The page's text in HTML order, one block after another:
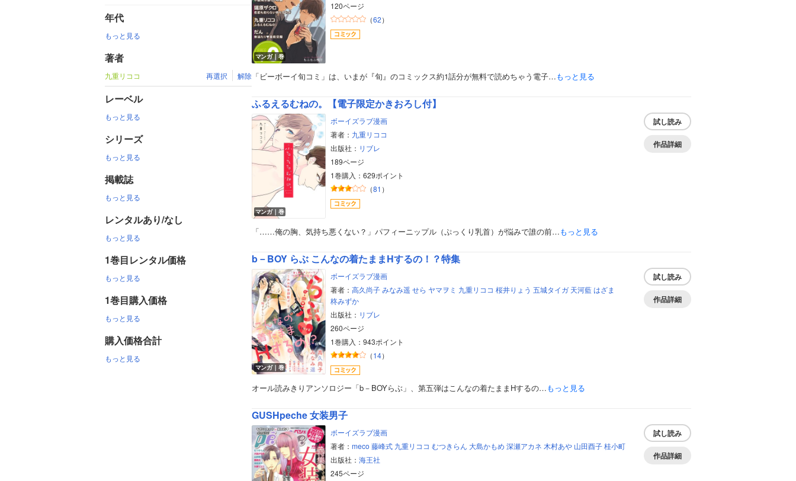
年代
もっと見る
著者
九重リココ 再選択 解除
レーベル
もっと見る
シリーズ
もっと見る
掲載誌
もっと見る
レンタルあり/なし
もっと見る
1巻目レンタル価格
もっと見る
1巻目購入価格
もっと見る
購入価格合計
もっと見る
ボーイズラブ
ティーンズラブ
女性写真集
マンガ｜巻
120ページ
（62）
「ビーボーイ旬コミ」は、いまが『旬』のコミックス約1話分が無料で読めちゃう電子…もっと見る
ふるえるむねの。【電子限定かきおろし付】
マンガ｜巻
ボーイズラブ漫画
著者： 九重リココ
出版社： リブレ
189ページ
1巻購入：629ポイント
（81 ）
試し読み
作品詳細
「……俺の胸、気持ち悪くない？」パフィーニップル（ぷっくり乳首）が悩みで誰の前…もっと見る
b－BOY らぶ こんなの着たままHするの！？特集
マンガ｜巻
ボーイズラブ漫画
著者： 高久尚子 みなみ遥 せら ヤマヲミ 九重リココ 桜井りょう 五城タイガ 天河藍 はざま
柊みずか
出版社： リブレ
260ページ
1巻購入：943ポイント
（14）
試し読み
作品詳細
オール読みきりアンソロジー「b－BOYらぶ」、第五弾はこんなの着たままHするの…もっと見る
GUSHpeche 女装男子
ボーイズラブ漫画
著者： meco 藤峰式 九重リココ むつきらん 大島かもめ 深瀬アカネ 木村あや 山田酉子 桂小町
出版社： 海王社
245ページ
試し読み
作品詳細